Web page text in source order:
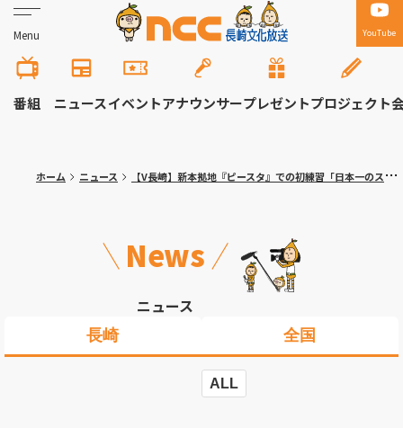
Menu YouTube
番組 ニュースイベントアナウンサープレゼントプロジェクト
ホーム ニュース 【V長崎】新本拠地『ピースタ』での初練習「日本一のスタジアム」１０月６日（日）にこけら落としゲームで下平監督の古巣・大分と対戦
News
ニュース
長崎 全国
ALL